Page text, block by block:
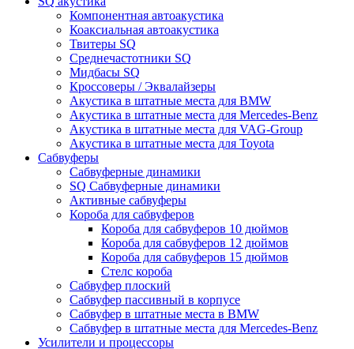
Компонентная автоакустика
Коаксиальная автоакустика
Твитеры SQ
Среднечастотники SQ
Мидбасы SQ
Кроссоверы / Эквалайзеры
Акустика в штатные места для BMW
Акустика в штатные места для Mercedes-Benz
Акустика в штатные места для VAG-Group
Акустика в штатные места для Toyota
Сабвуферы
Сабвуферные динамики
SQ Сабвуферные динамики
Активные сабвуферы
Короба для сабвуферов
Короба для сабвуферов 10 дюймов
Короба для сабвуферов 12 дюймов
Короба для сабвуферов 15 дюймов
Стелс короба
Cабвуфер плоский
Сабвуфер пассивный в корпусе
Сабвуфер в штатные места в BMW
Сабвуфер в штатные места для Mercedes-Benz
Усилители и процессоры